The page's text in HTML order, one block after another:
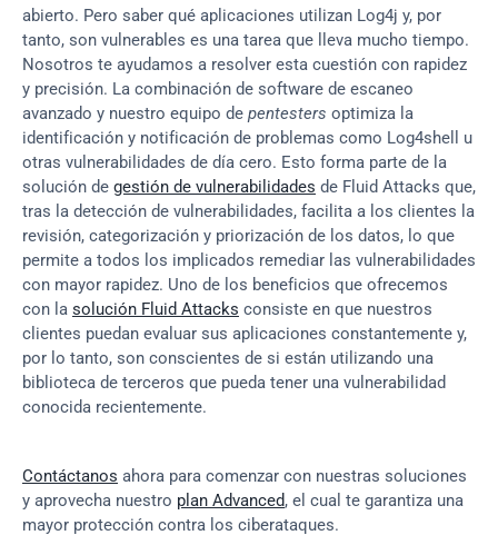
abierto. Pero saber qué aplicaciones utilizan Log4j y, por
tanto, son vulnerables es una tarea que lleva mucho tiempo.
Nosotros te ayudamos a resolver esta cuestión con rapidez
y precisión. La combinación de software de escaneo
avanzado y nuestro equipo de pentesters optimiza la
identificación y notificación de problemas como Log4shell u
otras vulnerabilidades de día cero. Esto forma parte de la
solución de gestión de vulnerabilidades de Fluid Attacks que,
tras la detección de vulnerabilidades, facilita a los clientes la
revisión, categorización y priorización de los datos, lo que
permite a todos los implicados remediar las vulnerabilidades
con mayor rapidez. Uno de los beneficios que ofrecemos
con la solución Fluid Attacks consiste en que nuestros
clientes puedan evaluar sus aplicaciones constantemente y,
por lo tanto, son conscientes de si están utilizando una
biblioteca de terceros que pueda tener una vulnerabilidad
conocida recientemente.
Contáctanos ahora para comenzar con nuestras soluciones
y aprovecha nuestro plan Advanced, el cual te garantiza una
mayor protección contra los ciberataques.